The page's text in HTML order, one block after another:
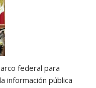
federal para
información pública